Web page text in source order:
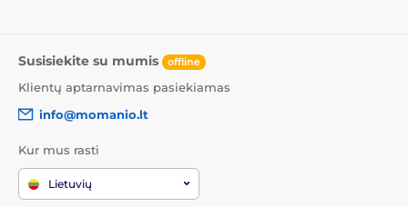
Susisiekite su mumis offline
Klientų aptarnavimas pasiekiamas
info@momanio.lt
Kur mus rasti
Lietuvių